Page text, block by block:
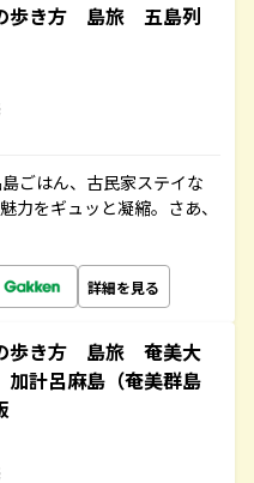
歩き方 島旅 五島列
ごはん、古民家ステイな
力をギュッと凝縮。さあ、
詳細を見る
歩き方 島旅 奄美大
計呂麻島（奄美群島